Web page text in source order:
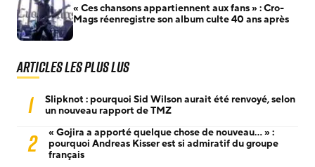
« Ces chansons appartiennent aux fans » : Cro-
Mags réenregistre son album culte 40 ans après
Articles les plus lus
1
Slipknot : pourquoi Sid Wilson aurait été renvoyé, selon
un nouveau rapport de TMZ
2
« Gojira a apporté quelque chose de nouveau… » :
pourquoi Andreas Kisser est si admiratif du groupe
français